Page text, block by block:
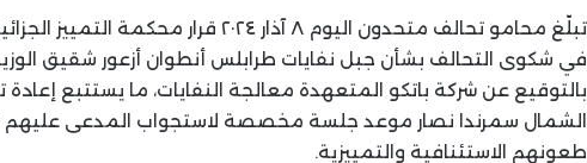
تبلّغ محامو تحالف متحدون اليوم ٨ آذار
في شكوى التحالف بشأن جبل نفايات طرابلس أنطوان أزعور شقيق
بالتوقيع عن شركة باتكو المتعهدة معالجة النفايات، ما يستتبع
الشمال سمرندا نصار موعد جلسة مخصصة لاستجواب المدعى عليهم
طعونهم الاستئنافية والتمييزية.